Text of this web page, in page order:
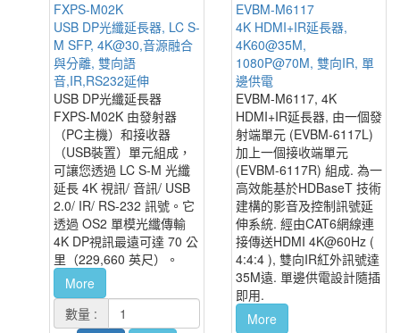
FXPS-M02K
USB DP光纖延長器, LC S-
M SFP, 4K@30,音源融合
與分離, 雙向語
音,IR,RS232延伸
USB DP光纖延長器
FXPS-M02K 由發射器
（PC主機）和接收器
（USB裝置）單元組成，
可讓您透過 LC S-M 光纖
延長 4K 視訊/ 音訊/ USB
2.0/ IR/ RS-232 訊號。它
透過 OS2 單模光纖傳輸
4K DP視訊最遠可達 70 公
里（229,660 英尺）。
More
數量 :
EVBM-M6117
4K HDMI+IR延長器,
4K60@35M,
1080P@70M, 雙向IR, 單
邊供電
EVBM-M6117, 4K
HDMI+IR延長器, 由一個發
射端單元 (EVBM-6117L)
加上一個接收端單元
(EVBM-6117R) 組成. 為一
高效能基於HDBaseT 技術
建構的影音及控制訊號延
伸系統. 經由CAT6網線連
接傳送HDMI 4K@60Hz (
4:4:4 ), 雙向IR紅外訊號達
35M遠. 單邊供電設計隨插
即用.
More